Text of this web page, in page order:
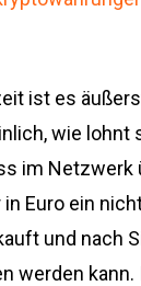
ist es
wie lohnt
im Netzwerk
in Euro ein
und nach
werden kann.